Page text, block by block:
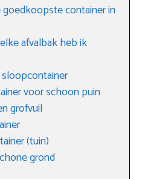
goedkoopste container in
afvalbak heb ik
voor schoon puin
grofvuil
(tuin)
grond